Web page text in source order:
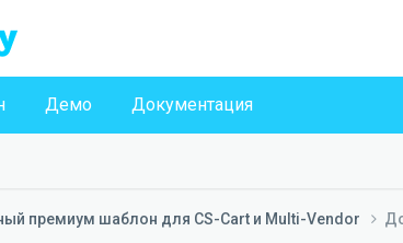
Демо Документация
премиум шаблон для CS-Cart и Multi-Vendor